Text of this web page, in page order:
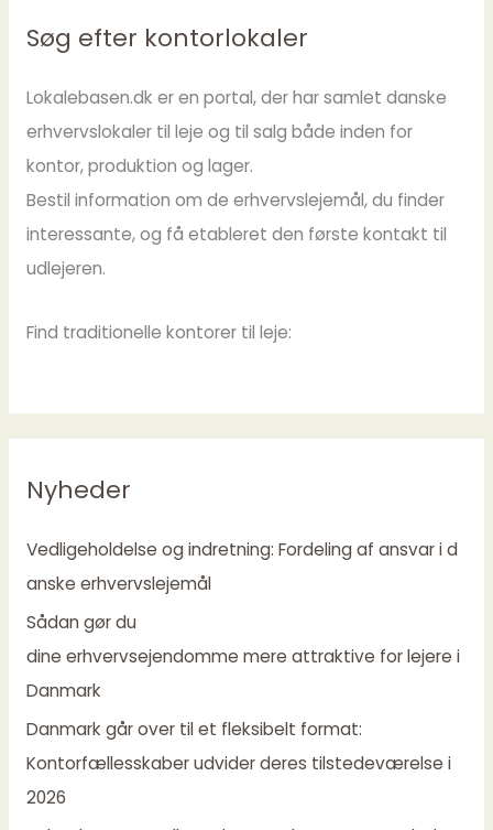
Søg efter kontorlokaler
Lokalebasen.dk er en portal, der har samlet danske
erhvervslokaler til leje og til salg både inden for
kontor, produktion og lager.
Bestil information om de erhvervslejemål, du finder
interessante, og få etableret den første kontakt til
udlejeren.
Find traditionelle kontorer til leje:
Nyheder
Vedligeholdelse og indretning: Fordeling af ansvar i d
anske erhvervslejemål
Sådan gør du
dine erhvervsejendomme mere attraktive for lejere i
Danmark
Danmark går over til et fleksibelt format:
Kontorfællesskaber udvider deres tilstedeværelse i
2026